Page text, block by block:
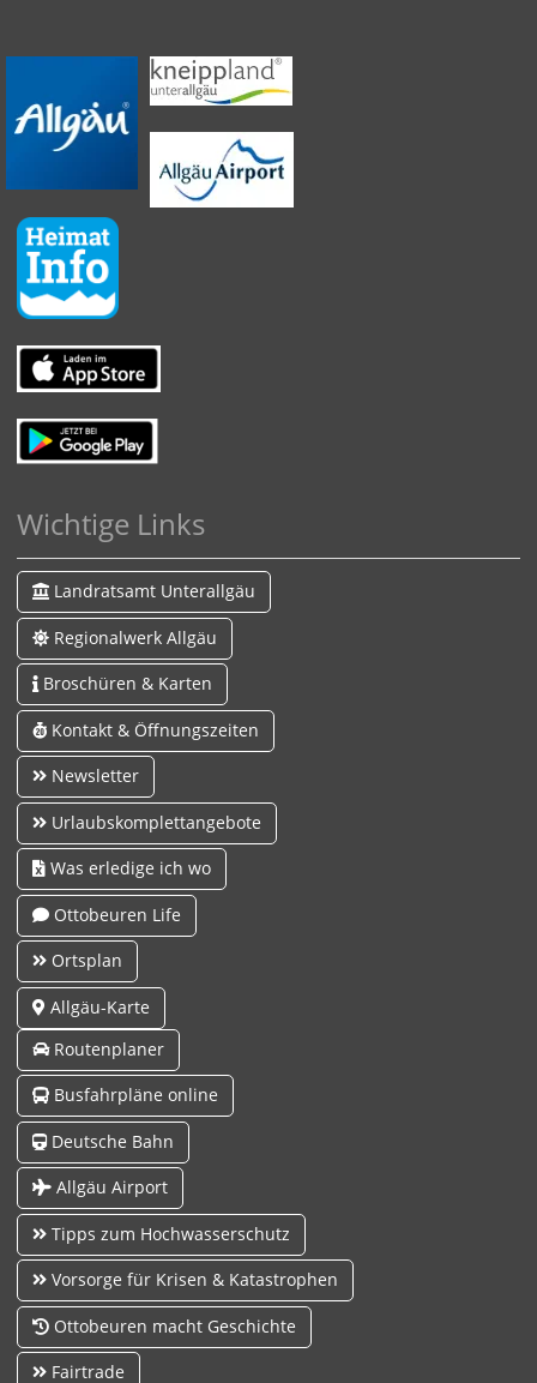
Wichtige Links
Landratsamt Unterallgäu
Regionalwerk Allgäu
Broschüren & Karten
Kontakt & Öffnungszeiten
Newsletter
Urlaubskomplettangebote
Was erledige ich wo
Ottobeuren Life
Ortsplan
Allgäu-Karte
Routenplaner
Busfahrpläne online
Deutsche Bahn
Allgäu Airport
Tipps zum Hochwasserschutz
Vorsorge für Krisen & Katastrophen
Ottobeuren macht Geschichte
Fairtrade